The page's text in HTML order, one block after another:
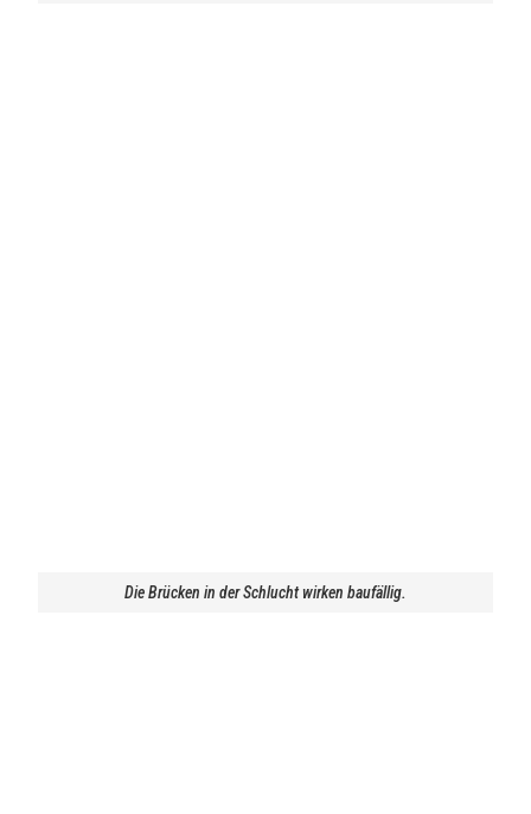
Die Brücken in der Schlucht wirken baufällig.